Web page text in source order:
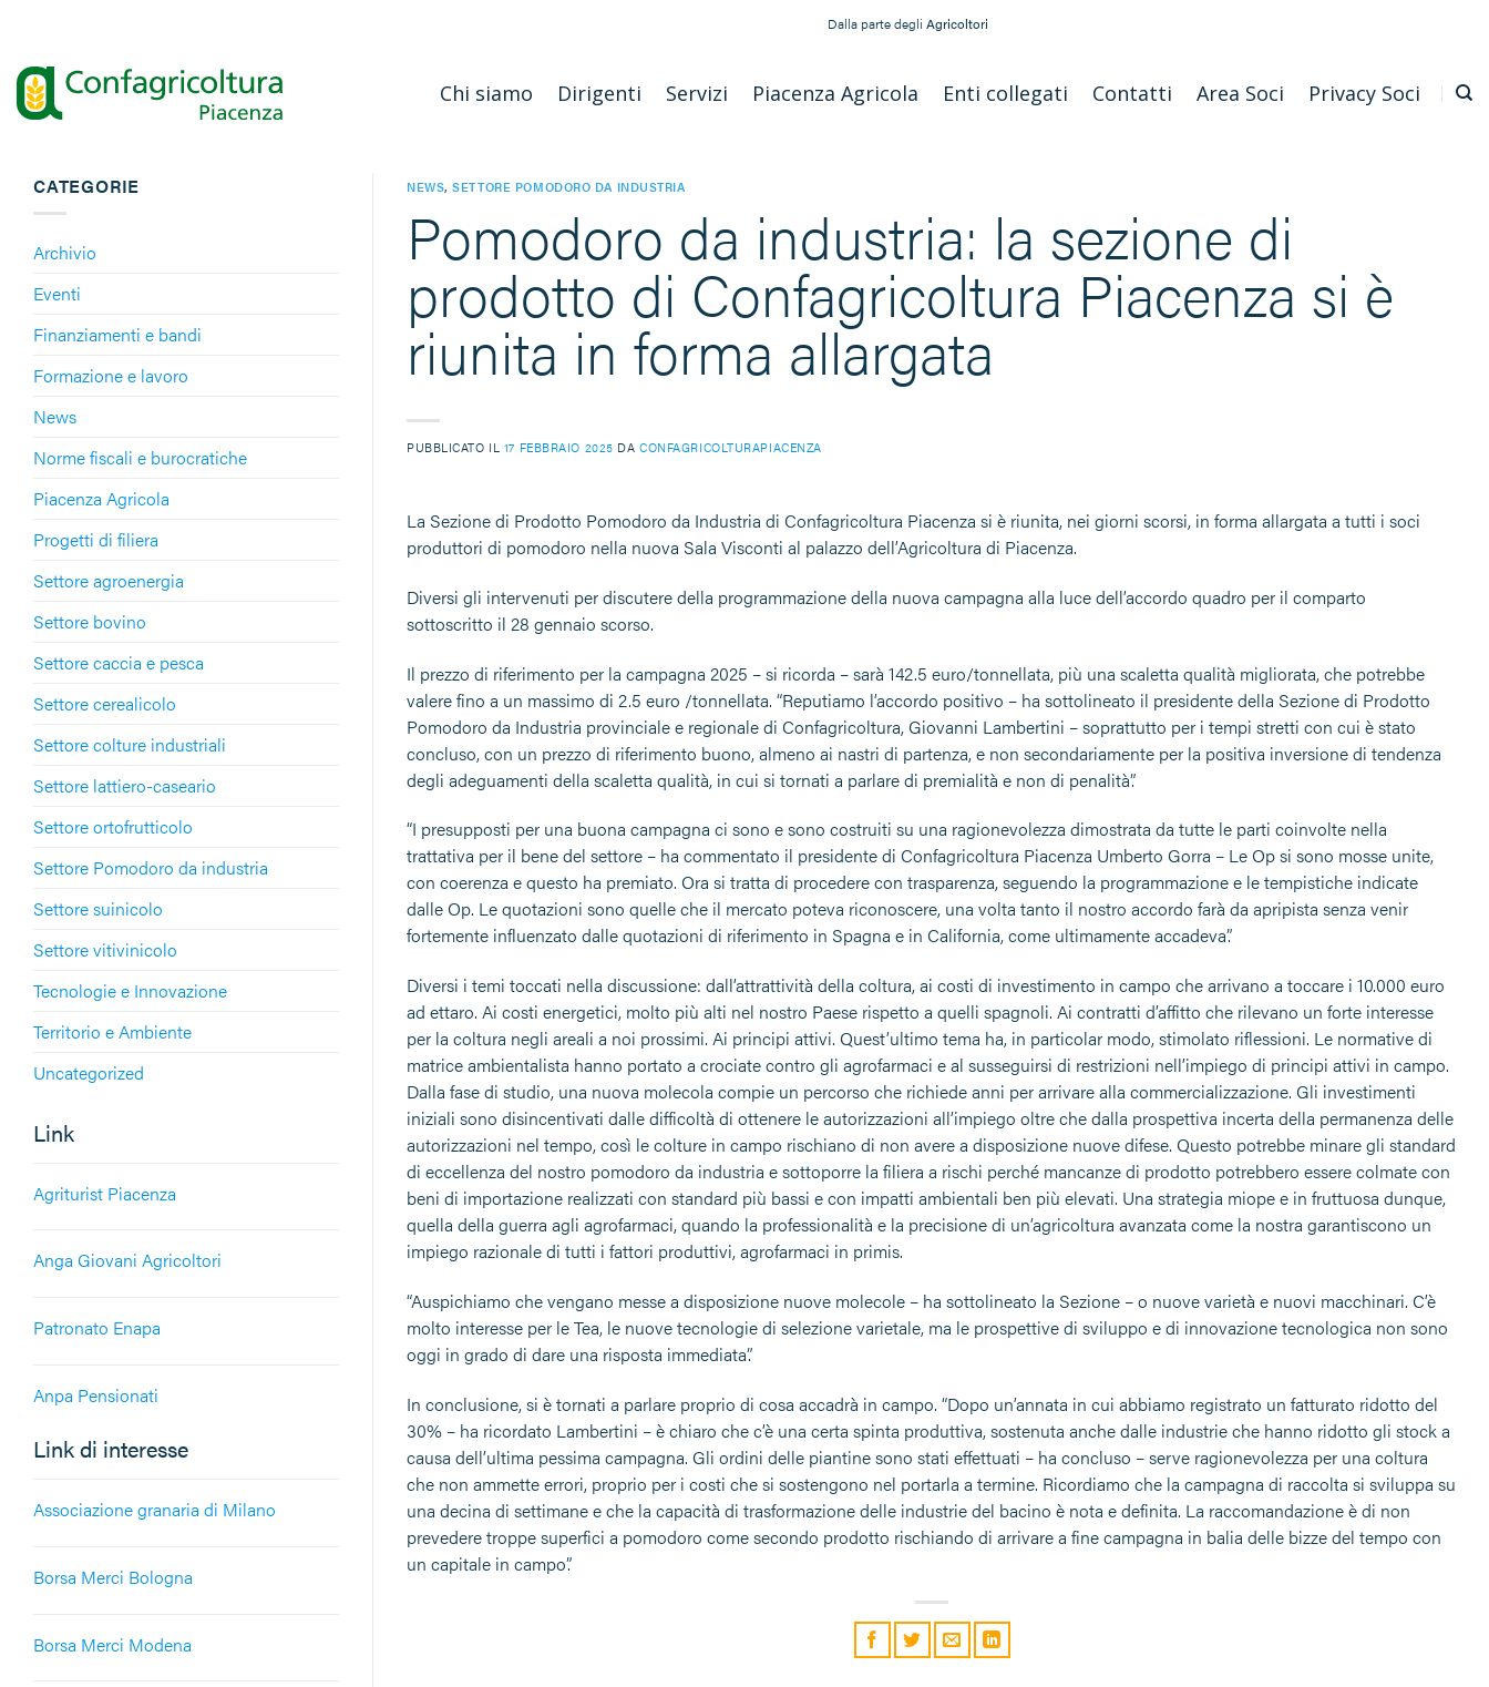
contenuti
Dalla parte degli Agricoltori
Chi siamo Dirigenti Servizi Piacenza Agricola Enti collegati Contatti Area Soci Privacy Soci
CATEGORIE
Archivio
Eventi
Finanziamenti e bandi
Formazione e lavoro
News
Norme fiscali e burocratiche
Piacenza Agricola
Progetti di filiera
Settore agroenergia
Settore bovino
Settore caccia e pesca
Settore cerealicolo
Settore colture industriali
Settore lattiero-caseario
Settore ortofrutticolo
Settore Pomodoro da industria
Settore suinicolo
Settore vitivinicolo
Tecnologie e Innovazione
Territorio e Ambiente
Uncategorized
Link
Agriturist Piacenza
Anga Giovani Agricoltori
Patronato Enapa
Anpa Pensionati
Link di interesse
Associazione granaria di Milano
Borsa Merci Bologna
Borsa Merci Modena
NEWS,SETTORE POMODORO DA INDUSTRIA
Pomodoro da industria: la sezione di
prodotto di Confagricoltura Piacenza si è
riunita in forma allargata
PUBBLICATO IL 17 FEBBRAIO 2025 DACONFAGRICOLTURAPIACENZA
La Sezione di Prodotto Pomodoro da Industria di Confagricoltura Piacenza si è riunita, nei giorni scorsi, in forma allargata a tutti i soci
produttori di pomodoro nella nuova Sala Visconti al palazzo dell’Agricoltura di Piacenza.
Diversi gli intervenuti per discutere della programmazione della nuova campagna alla luce dell’accordo quadro per il comparto
sottoscritto il 28 gennaio scorso.
Il prezzo di riferimento per la campagna 2025 – si ricorda – sarà 142.5 euro/tonnellata, più una scaletta qualità migliorata, che potrebbe
valere fino a un massimo di 2.5 euro /tonnellata. “Reputiamo l’accordo positivo – ha sottolineato il presidente della Sezione di Prodotto
Pomodoro da Industria provinciale e regionale di Confagricoltura, Giovanni Lambertini – soprattutto per i tempi stretti con cui è stato
concluso, con un prezzo di riferimento buono, almeno ai nastri di partenza, e non secondariamente per la positiva inversione di tendenza
degli adeguamenti della scaletta qualità, in cui si tornati a parlare di premialità e non di penalità”.
“I presupposti per una buona campagna ci sono e sono costruiti su una ragionevolezza dimostrata da tutte le parti coinvolte nella
trattativa per il bene del settore – ha commentato il presidente di Confagricoltura Piacenza Umberto Gorra – Le Op si sono mosse unite,
con coerenza e questo ha premiato. Ora si tratta di procedere con trasparenza, seguendo la programmazione e le tempistiche indicate
dalle Op. Le quotazioni sono quelle che il mercato poteva riconoscere, una volta tanto il nostro accordo farà da apripista senza venir
fortemente influenzato dalle quotazioni di riferimento in Spagna e in California, come ultimamente accadeva”.
Diversi i temi toccati nella discussione: dall’attrattività della coltura, ai costi di investimento in campo che arrivano a toccare i 10.000 euro
ad ettaro. Ai costi energetici, molto più alti nel nostro Paese rispetto a quelli spagnoli. Ai contratti d’affitto che rilevano un forte interesse
per la coltura negli areali a noi prossimi. Ai principi attivi. Quest’ultimo tema ha, in particolar modo, stimolato riflessioni. Le normative di
matrice ambientalista hanno portato a crociate contro gli agrofarmaci e al susseguirsi di restrizioni nell’impiego di principi attivi in campo.
Dalla fase di studio, una nuova molecola compie un percorso che richiede anni per arrivare alla commercializzazione. Gli investimenti
iniziali sono disincentivati dalle difficoltà di ottenere le autorizzazioni all’impiego oltre che dalla prospettiva incerta della permanenza delle
autorizzazioni nel tempo, così le colture in campo rischiano di non avere a disposizione nuove difese. Questo potrebbe minare gli standard
di eccellenza del nostro pomodoro da industria e sottoporre la filiera a rischi perché mancanze di prodotto potrebbero essere colmate con
beni di importazione realizzati con standard più bassi e con impatti ambientali ben più elevati. Una strategia miope e in fruttuosa dunque,
quella della guerra agli agrofarmaci, quando la professionalità e la precisione di un’agricoltura avanzata come la nostra garantiscono un
impiego razionale di tutti i fattori produttivi, agrofarmaci in primis.
“Auspichiamo che vengano messe a disposizione nuove molecole – ha sottolineato la Sezione – o nuove varietà e nuovi macchinari. C’è
molto interesse per le Tea, le nuove tecnologie di selezione varietale, ma le prospettive di sviluppo e di innovazione tecnologica non sono
oggi in grado di dare una risposta immediata”.
In conclusione, si è tornati a parlare proprio di cosa accadrà in campo. “Dopo un’annata in cui abbiamo registrato un fatturato ridotto del
30% – ha ricordato Lambertini – è chiaro che c’è una certa spinta produttiva, sostenuta anche dalle industrie che hanno ridotto gli stock a
causa dell’ultima pessima campagna. Gli ordini delle piantine sono stati effettuati – ha concluso – serve ragionevolezza per una coltura
che non ammette errori, proprio per i costi che si sostengono nel portarla a termine. Ricordiamo che la campagna di raccolta si sviluppa su
una decina di settimane e che la capacità di trasformazione delle industrie del bacino è nota e definita. La raccomandazione è di non
prevedere troppe superfici a pomodoro come secondo prodotto rischiando di arrivare a fine campagna in balia delle bizze del tempo con
un capitale in campo”.